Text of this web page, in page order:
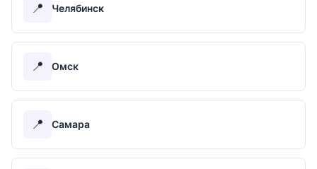
📍 Челябинск
📍 Омск
📍 Самара